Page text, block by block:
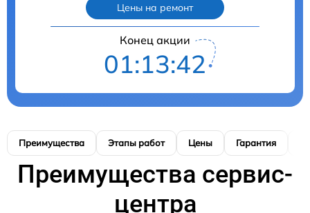
Цены на ремонт
Конец акции
01:13:41
Преимущества Этапы работ Цены Гарантия
Преимущества сервис-
центра